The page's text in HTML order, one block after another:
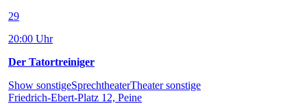
29
20:00 Uhr
Der Tatortreiniger
Show sonstigeSprechtheaterTheater sonstige
Friedrich-Ebert-Platz 12, Peine